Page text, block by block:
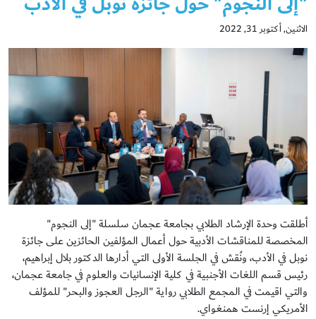
الاثنين, أكتوبر 31, 2022
أطلقت وحدة الإرشاد الطلابي بجامعة عجمان سلسلة "إلى النجوم"
المخصصة للمناقشات الأدبية حول أعمال المؤلفين الحائزين على جائزة
نوبل في الأدب، ونُقش في الجلسة الأولى التي أدارها الدكتور بلال إبراهيم،
رئيس قسم اللغات الأجنبية في كلية الإنسانيات والعلوم في جامعة عجمان،
والتي اقيمت في المجمع الطلابي رواية "الرجل العجوز والبحر" للمؤلف
الأمريكي إرنست همنغواي.